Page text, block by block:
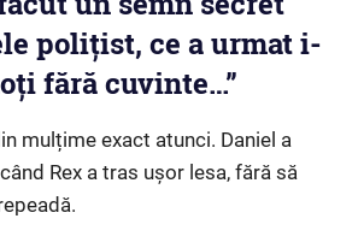
polițist, ce a urmat i-
fără cuvinte…”
mulțime exact atunci. Daniel a
Rex a tras ușor lesa, fără să